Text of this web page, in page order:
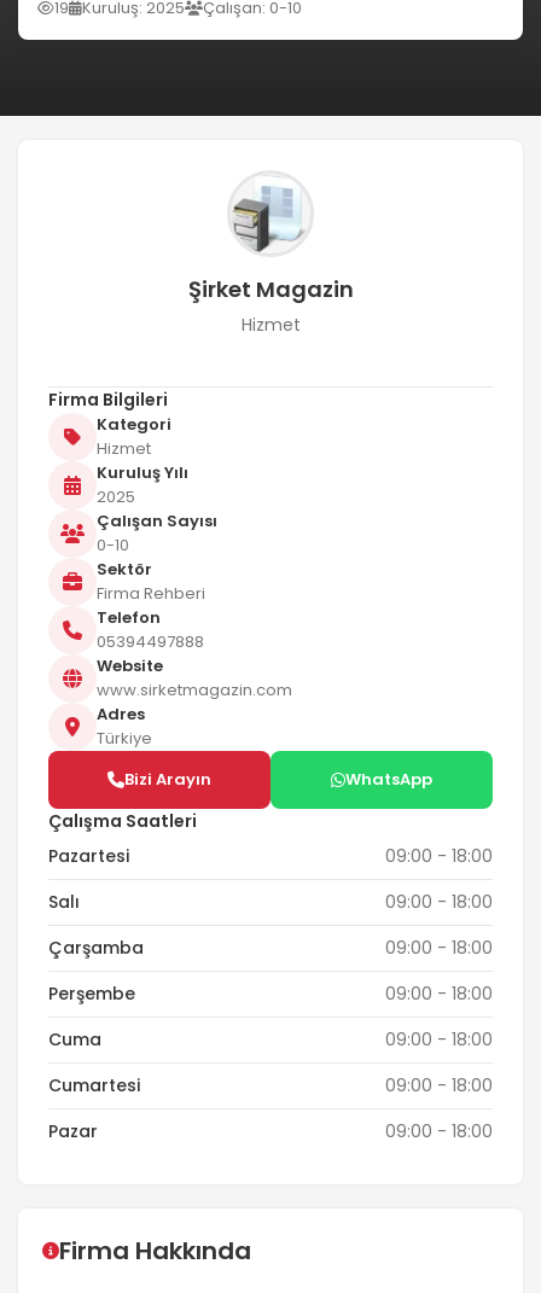
19 Kuruluş: 2025 Çalışan: 0-10
Firma Hakkında
Şirket Magazin
Hizmet
Firma Bilgileri
Kategori
Hizmet
Kuruluş Yılı
2025
Çalışan Sayısı
0-10
Sektör
Firma Rehberi
Telefon
05394497888
Website
www.sirketmagazin.com
Adres
Türkiye
Bizi Arayın
WhatsApp
Çalışma Saatleri
Pazartesi
09:00 - 18:00
Salı
09:00 - 18:00
Çarşamba
09:00 - 18:00
Perşembe
09:00 - 18:00
Cuma
09:00 - 18:00
Cumartesi
09:00 - 18:00
Pazar
09:00 - 18:00